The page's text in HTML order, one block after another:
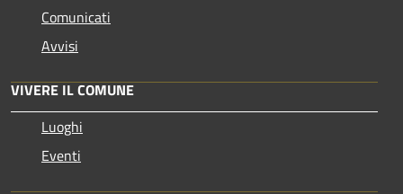
Comunicati
Avvisi
VIVERE IL COMUNE
Luoghi
Eventi